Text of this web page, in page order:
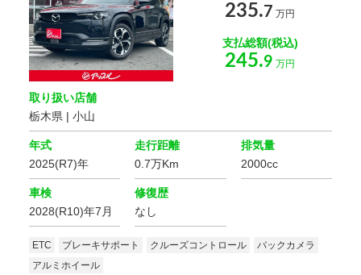
年式
車体の色
選択する
価格
車検の残り
235.7 万円
支払総額(税込)
245.9 万円
取り扱い店舗
栃木県 | 小山
年式
2025(R7)年
走行距離
0.7万Km
排気量
2000cc
車検
2028(R10)年7月
修復歴
なし
ETC ブレーキサポート クルーズコントロール
バックカメラ
アルミホイール